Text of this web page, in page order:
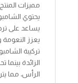
مميزات
يحتوي
يساعد على
يعزز
تركيبة
الزائدة
الرأس، مما